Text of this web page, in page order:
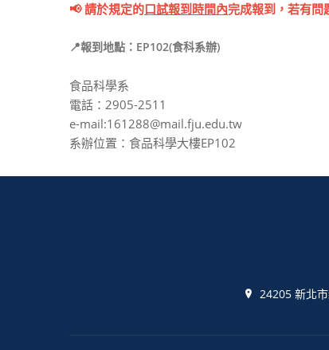
📢 請於規定的口試報到時間內完成報到，若有問
📍報到地點： EP102(食科系辦)
食品科學系
電話：2905-2511
e-mail:161288@mail.fju.edu.tw
系辦位置：食品科學大樓EP102
24205 新北